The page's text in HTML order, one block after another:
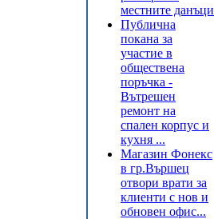
местните данъци
Публична
покана за
участие в
обществена
поръчка -
Вътрешен
ремонт на
спален корпус и
кухня ...
Магазин Фонекс
в гр.Вършец
отвори врати за
клиенти с нов и
обновен офис...